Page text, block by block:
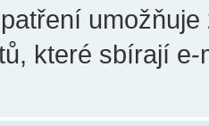
které sbírají e-